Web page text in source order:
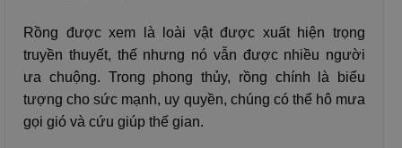
Rồng được xem là loài vật được xuất hiện trọng
truyền thuyết, thế nhưng nó vẫn được nhiều người
ưa chuộng. Trong phong thủy, rồng chính là biểu
tượng cho sức mạnh, uy quyền, chúng có thể hô mưa
gọi gió và cứu giúp thế gian.